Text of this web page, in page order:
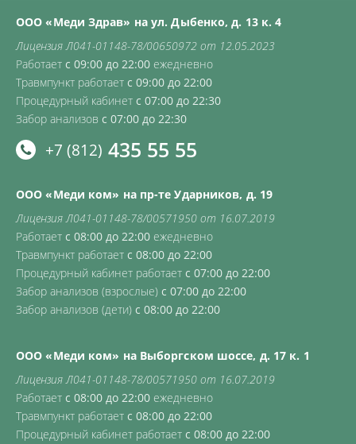
ООО «Меди Здрав» на ул. Дыбенко, д. 13 к. 4
Лицензия Л041-01148-78/00650972 от 12.05.2023
Работает с 09:00 до 22:00 ежедневно
Травмпункт работает с 09:00 до 22:00
Процедурный кабинет с 07:00 до 22:30
Забор анализов с 07:00 до 22:30
+7 (812) 435 55 55
ООО «Меди ком» на пр-те Ударников, д. 19
Лицензия Л041-01148-78/00571950 от 16.07.2019
Работает с 08:00 до 22:00 ежедневно
Травмпункт работает с 08:00 до 22:00
Процедурный кабинет работает с 07:00 до 22:00
Забор анализов (взрослые) с 07:00 до 22:00
Забор анализов (дети) с 08:00 до 22:00
ООО «Меди ком» на Выборгском шоссе, д. 17 к. 1
Лицензия Л041-01148-78/00571950 от 16.07.2019
Работает с 08:00 до 22:00 ежедневно
Травмпункт работает с 08:00 до 22:00
Процедурный кабинет работает с 08:00 до 22:00